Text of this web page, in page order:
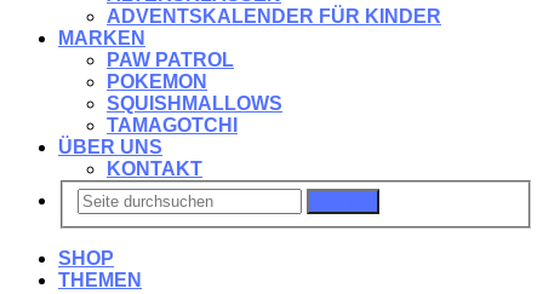
ADVENTSKALENDER FÜR KINDER
MARKEN
PAW PATROL
POKEMON
SQUISHMALLOWS
TAMAGOTCHI
ÜBER UNS
KONTAKT
SHOP
THEMEN